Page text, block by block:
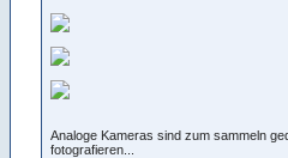
Analoge Kameras sind zum sammeln
fotografieren...